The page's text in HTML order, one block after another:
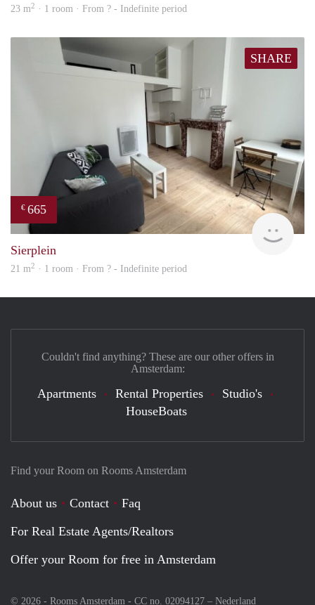
23 m2 · 1 room · From ? - Indefinite period
SHARE
€ 665
Sierplein
21 m2 · 1 room · From ? - Indefinite period
Find your Room on Rooms Amsterdam
About us Contact
Faq
For Real Estate Agents/Realtors
Offer your Room for free in Amsterdam
© 2026 - Rooms Amsterdam - CC no. 02094127 – Nederland
Couldn't find anything? These are our other offers in
Amsterdam:
Apartments Rental Properties
Studio's
HouseBoats